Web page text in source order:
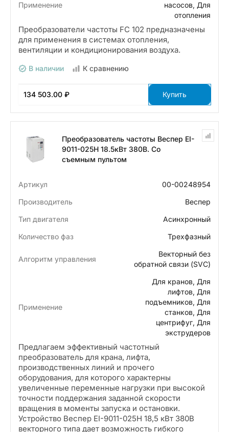
Применение
насосов, Для
отопления
Преобразователи частоты FС 102 предназначены
для применения в системах отопления,
вентиляции и кондиционирования воздуха.
В наличии К сравнению
134 503.00 ₽ Купить
Преобразователь частоты Веспер EI-
9011-025H 18.5кВт 380В. Со
съемным пультом
Артикул
00-00248954
Производитель
Веспер
Тип двигателя
Асинхронный
Количество фаз
Трехфазный
Алгоритм управления
Векторный без
обратной связи (SVC)
Применение
Для кранов, Для
лифтов, Для
подъемников, Для
станков, Для
центрифуг, Для
экструдеров
Предлагаем эффективный частотный
преобразователь для крана, лифта,
производственных линий и прочего
оборудования, для которого характерны
увеличенные переменные нагрузки при высокой
точности поддержания заданной скорости
вращения в моменты запуска и остановки.
Устройство Веспер EI-9011-025H 18,5 кВт 380В
векторного типа дает возможность гибкого